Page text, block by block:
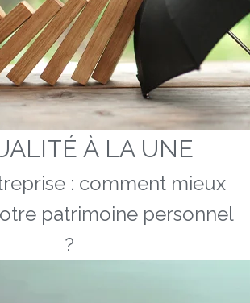
À LA UNE
: comment mieux
patrimoine personnel
?